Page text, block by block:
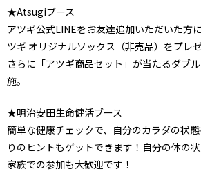
★Atsugiブース
アツギ公式LINEをお友達追加いただいた方
ツギ オリジナルソックス（非売品）をプレ
さらに「アツギ商品セット」が当たるダブ
施。
★明治安田生命健活ブース
簡単な健康チェックで、自分のカラダの状
りのヒントもゲットできます！自分の体の
家族での参加も大歓迎です！